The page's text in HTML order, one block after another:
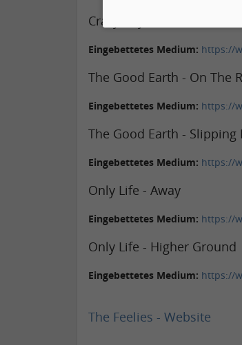
Crazy Rhythms - Moscow
Eingebettetes Medium: https://
The Good Earth - On The
Eingebettetes Medium: https://
The Good Earth -
Eingebettetes Medium: https://
Only Life - Away
Eingebettetes Medium: https://
Only Life - Higher Ground
Eingebettetes Medium: https://
The Feelies - Website